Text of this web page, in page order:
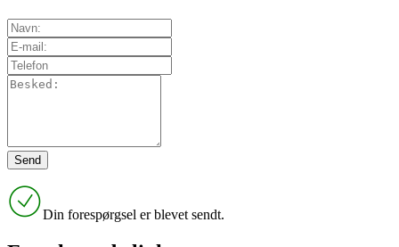
Din forespørgsel er blevet sendt.